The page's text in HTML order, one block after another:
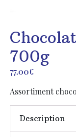
700g
77.00€
Assortiment
Description